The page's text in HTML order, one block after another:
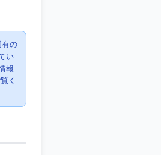
有の
い
報
く